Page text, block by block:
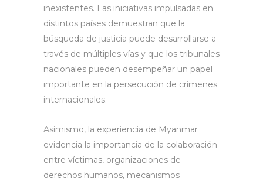
inexistentes. Las iniciativas impulsadas en
distintos países demuestran que la
búsqueda de justicia puede desarrollarse a
través de múltiples vías y que los tribunales
nacionales pueden desempeñar un papel
importante en la persecución de crímenes
internacionales.
Asimismo, la experiencia de Myanmar
evidencia la importancia de la colaboración
entre víctimas, organizaciones de
derechos humanos, mecanismos